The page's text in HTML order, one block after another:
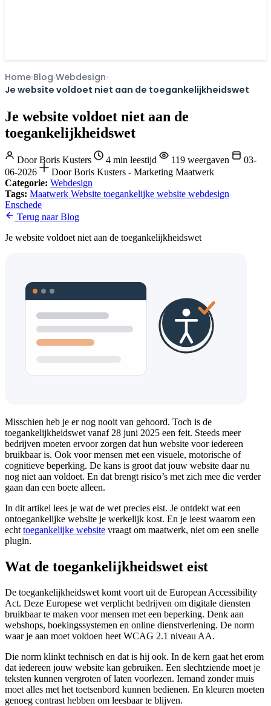
Home Blog Webdesign
Je website voldoet niet aan de toegankelijkheidswet
Je website voldoet niet aan de
toegankelijkheidswet
DoorBoris Kusters 4 min leestijd 119 weergaven
03-
06-2026
Door Boris Kusters - Marketing Maatwerk
Categorie: Webdesign
Tags: Maatwerk Website toegankelijke website webdesign
Enschede
Terug naar Blog
Je website voldoet niet aan de toegankelijkheidswet
Misschien heb je er nog nooit van gehoord. Toch is de
toegankelijkheidswet vanaf 28 juni 2025 een feit. Steeds meer
bedrijven moeten ervoor zorgen dat hun website voor iedereen
bruikbaar is. Ook voor mensen met een visuele, motorische of
cognitieve beperking. De kans is groot dat jouw website daar nu
nog niet aan voldoet. En dat brengt risico’s met zich mee die verder
gaan dan een boete alleen.
In dit artikel lees je wat de wet precies eist. Je ontdekt wat een
ontoegankelijke website je werkelijk kost. En je leest waarom een
echt toegankelijke website vraagt om maatwerk, niet om een snelle
plugin.
Wat de toegankelijkheidswet eist
De toegankelijkheidswet komt voort uit de European Accessibility
Act. Deze Europese wet verplicht bedrijven om digitale diensten
bruikbaar te maken voor mensen met een beperking. Denk aan
webshops, boekingssystemen en online dienstverlening. De norm
waar je aan moet voldoen heet WCAG 2.1 niveau AA.
Die norm klinkt technisch en dat is hij ook. In de kern gaat het erom
dat iedereen jouw website kan gebruiken. Een slechtziende moet je
teksten kunnen vergroten of laten voorlezen. Iemand zonder muis
moet alles met het toetsenbord kunnen bedienen. En kleuren moeten
genoeg contrast hebben om leesbaar te blijven.